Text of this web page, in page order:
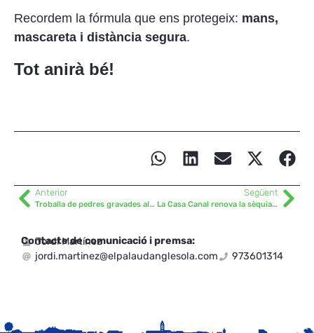
Recordem la fórmula que ens protegeix: mans,
mascareta i distància segura.
Tot anirà bé!
Anterior
Troballa de pedres gravades al costat del cementiri municipal
Següent
La Casa Canal renova la sèquia més llarga del municipi
Contacte de comunicació i premsa:
Jordi Martínez
jordi.martinez@elpalaudanglesola.com
973601314